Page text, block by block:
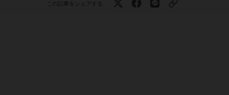
この記事をシェアする